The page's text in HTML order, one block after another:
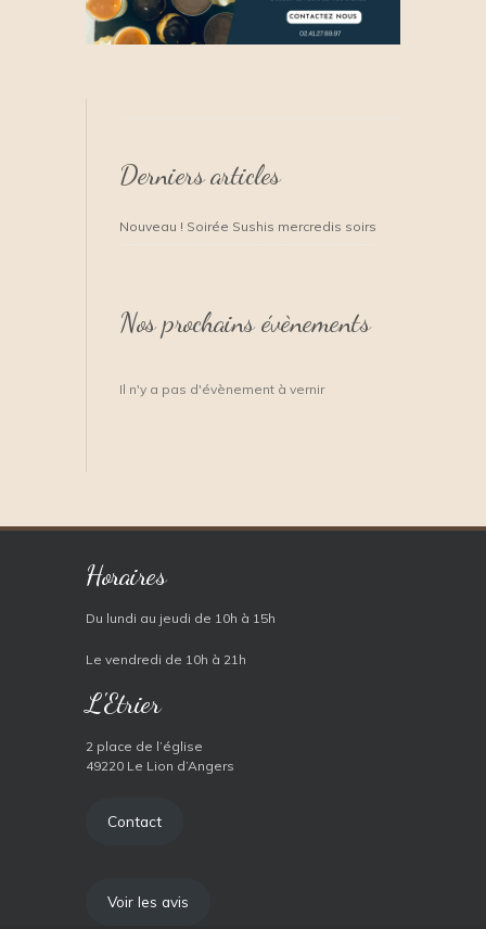
Derniers articles
Nouveau ! Soirée Sushis mercredis soirs
Nos prochains évènements
Il n'y a pas d'évènement à vernir
Horaires
Du lundi au jeudi de 10h à 15h
Le vendredi de 10h à 21h
L'Etrier
2 place de l’église
49220 Le Lion d’Angers
Contact
Voir les avis